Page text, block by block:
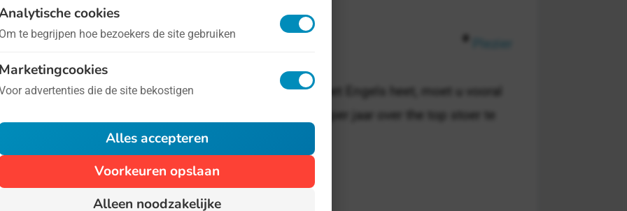
Wreedheidsdag - op 10 maart
International Day of Awesomeness, zoals deze Dag in het Engels heet, moet u vooral
te serieus nemen. Het is een vrolijk initiatief om eens per jaar over the top stoer te
1
cookies
Om te begrijpen hoe bezoekers de site gebruiken
Marketingcookies
advertenties die de site bekostigen
Alles accepteren
Voorkeuren opslaan
Alleen noodzakelijke